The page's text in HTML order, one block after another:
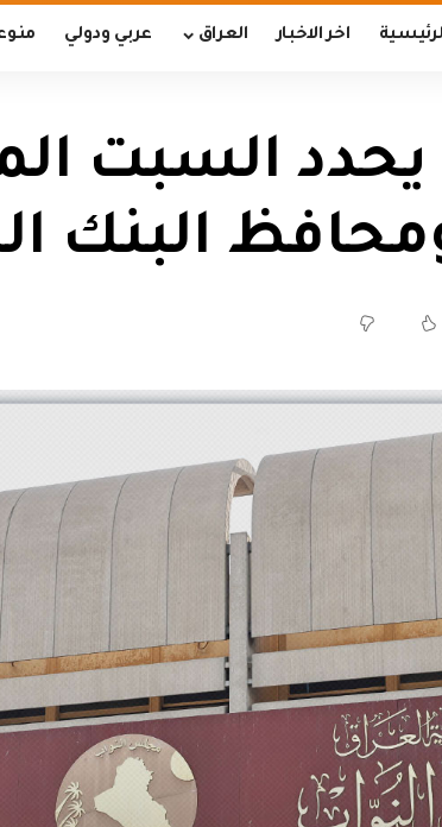
اخر الاخبار العراق عربي ودولي
يحدد السبت
البنك